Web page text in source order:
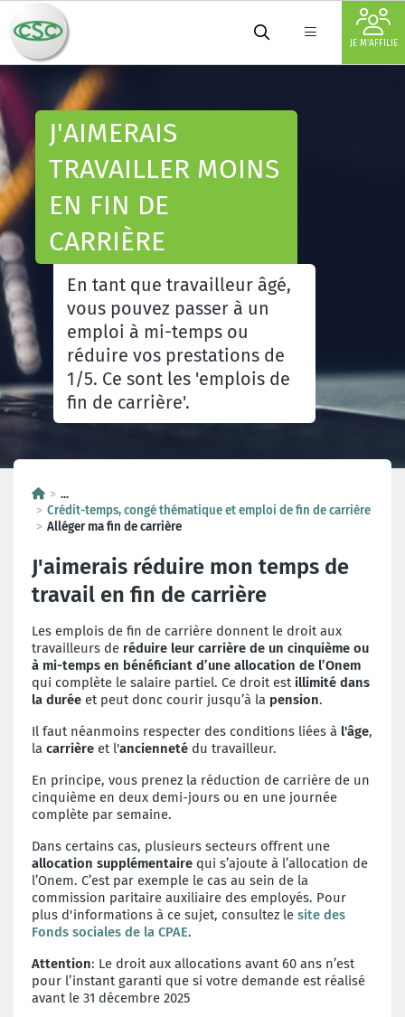
JE M'AFFILIE
J'AIMERAIS
TRAVAILLER MOINS
EN FIN DE
CARRIÈRE
En tant que travailleur âgé,
vous pouvez passer à un
emploi à mi-temps ou
réduire vos prestations de
1/5. Ce sont les 'emplois de
fin de carrière'.
...
Crédit-temps, congé thématique et emploi de fin de carrière
Alléger ma fin de carrière
J'aimerais réduire mon temps de
travail en fin de carrière
Les emplois de fin de carrière donnent le droit aux
travailleurs de réduire leur carrière de un cinquième ou
à mi-temps en bénéficiant d’une allocation de l’Onem
qui complète le salaire partiel. Ce droit est illimité dans
la durée et peut donc courir jusqu’à la pension.
Il faut néanmoins respecter des conditions liées à l'âge,
la carrière et l'ancienneté du travailleur.
En principe, vous prenez la réduction de carrière de un
cinquième en deux demi-jours ou en une journée
complète par semaine.
Dans certains cas, plusieurs secteurs offrent une
allocation supplémentaire qui s’ajoute à l’allocation de
l’Onem. C’est par exemple le cas au sein de la
commission paritaire auxiliaire des employés. Pour
plus d'informations à ce sujet, consultez le site des
Fonds sociales de la CPAE.
Attention: Le droit aux allocations avant 60 ans n’est
pour l’instant garanti que si votre demande est réalisé
avant le 31 décembre 2025